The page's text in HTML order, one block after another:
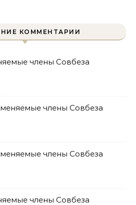
КОММЕНТАРИИ
члены Совбеза
члены Совбеза
члены Совбеза
члены Совбеза